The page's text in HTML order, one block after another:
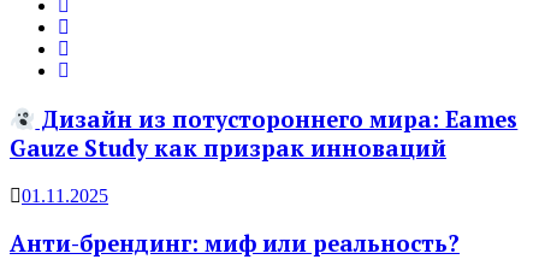
Дизайн из потустороннего мира: Eames
Gauze Study как призрак инноваций
01.11.2025
Анти-брендинг: миф или реальность?